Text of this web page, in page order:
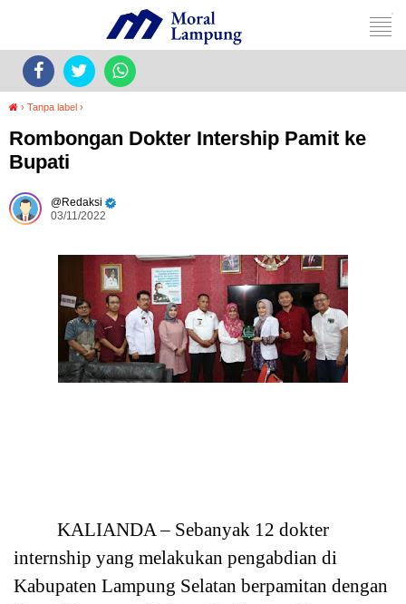
› Tanpa label ›
Rombongan Dokter Intership Pamit ke
Bupati
Redaksi
03/11/2022
KALIANDA – Sebanyak 12 dokter
internship yang melakukan pengabdian di
Kabupaten Lampung Selatan berpamitan dengan